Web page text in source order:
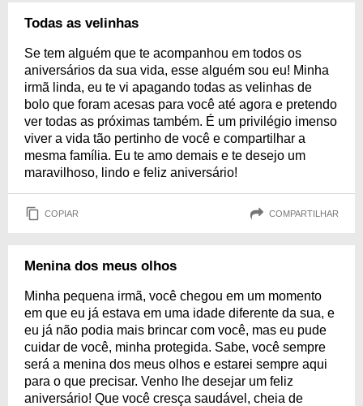
Todas as velinhas
Se tem alguém que te acompanhou em todos os
aniversários da sua vida, esse alguém sou eu! Minha
irmã linda, eu te vi apagando todas as velinhas de
bolo que foram acesas para você até agora e pretendo
ver todas as próximas também. É um privilégio imenso
viver a vida tão pertinho de você e compartilhar a
mesma família. Eu te amo demais e te desejo um
maravilhoso, lindo e feliz aniversário!
COPIAR COMPARTILHAR
Menina dos meus olhos
Minha pequena irmã, você chegou em um momento
em que eu já estava em uma idade diferente da sua, e
eu já não podia mais brincar com você, mas eu pude
cuidar de você, minha protegida. Sabe, você sempre
será a menina dos meus olhos e estarei sempre aqui
para o que precisar. Venho lhe desejar um feliz
aniversário! Que você cresça saudável, cheia de